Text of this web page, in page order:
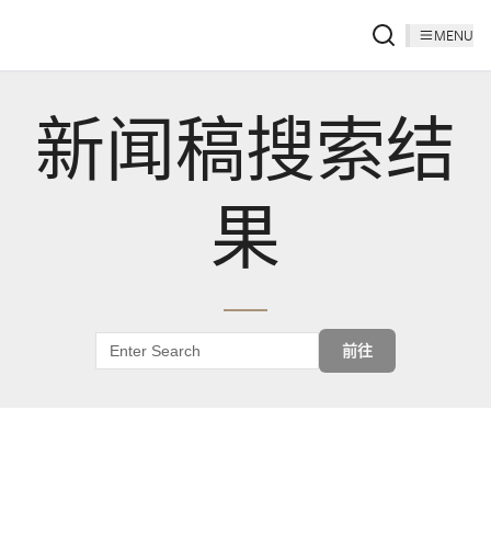
MENU
新闻稿搜索结
果
前往